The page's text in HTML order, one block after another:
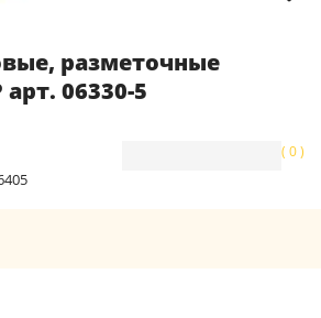
разметочные
06330-5
( 0 )